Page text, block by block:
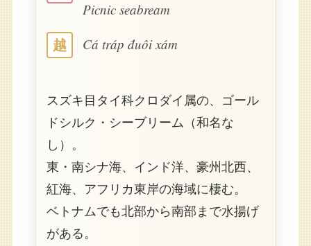
Picnic seabream
越 Cá tráp đuôi xám
スズキ目タイ科クロダイ属の、ゴール
ドシルク・シーブリーム（和名な
し）。
東・南シナ海、インド洋、豪州北西、
紅海、アフリカ東岸の海域に棲む。
ベトナムでも北部から南部まで水揚げ
がある。